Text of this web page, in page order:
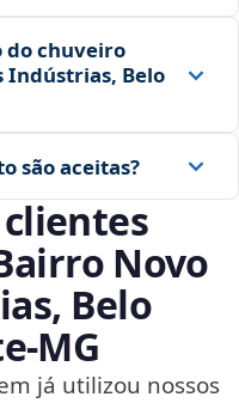
do chuveiro
Indústrias, Belo
são aceitas?
clientes
Novo
Belo
já utilizou nossos